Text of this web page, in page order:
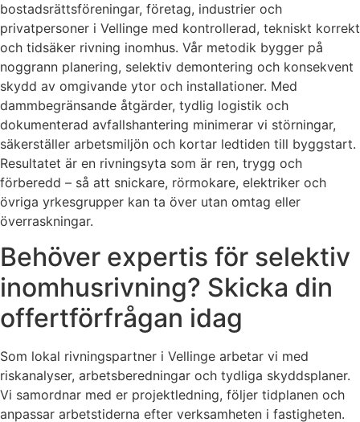
bostadsrättsföreningar, företag, industrier och
privatpersoner i Vellinge med kontrollerad, tekniskt korrekt
och tidsäker rivning inomhus. Vår metodik bygger på
noggrann planering, selektiv demontering och konsekvent
skydd av omgivande ytor och installationer. Med
dammbegränsande åtgärder, tydlig logistik och
dokumenterad avfallshantering minimerar vi störningar,
säkerställer arbetsmiljön och kortar ledtiden till byggstart.
Resultatet är en rivningsyta som är ren, trygg och
förberedd – så att snickare, rörmokare, elektriker och
övriga yrkesgrupper kan ta över utan omtag eller
överraskningar.
Behöver expertis för selektiv
inomhusrivning? Skicka din
offertförfrågan idag
Som lokal rivningspartner i Vellinge arbetar vi med
riskanalyser, arbetsberedningar och tydliga skyddsplaner.
Vi samordnar med er projektledning, följer tidplanen och
anpassar arbetstiderna efter verksamheten i fastigheten.